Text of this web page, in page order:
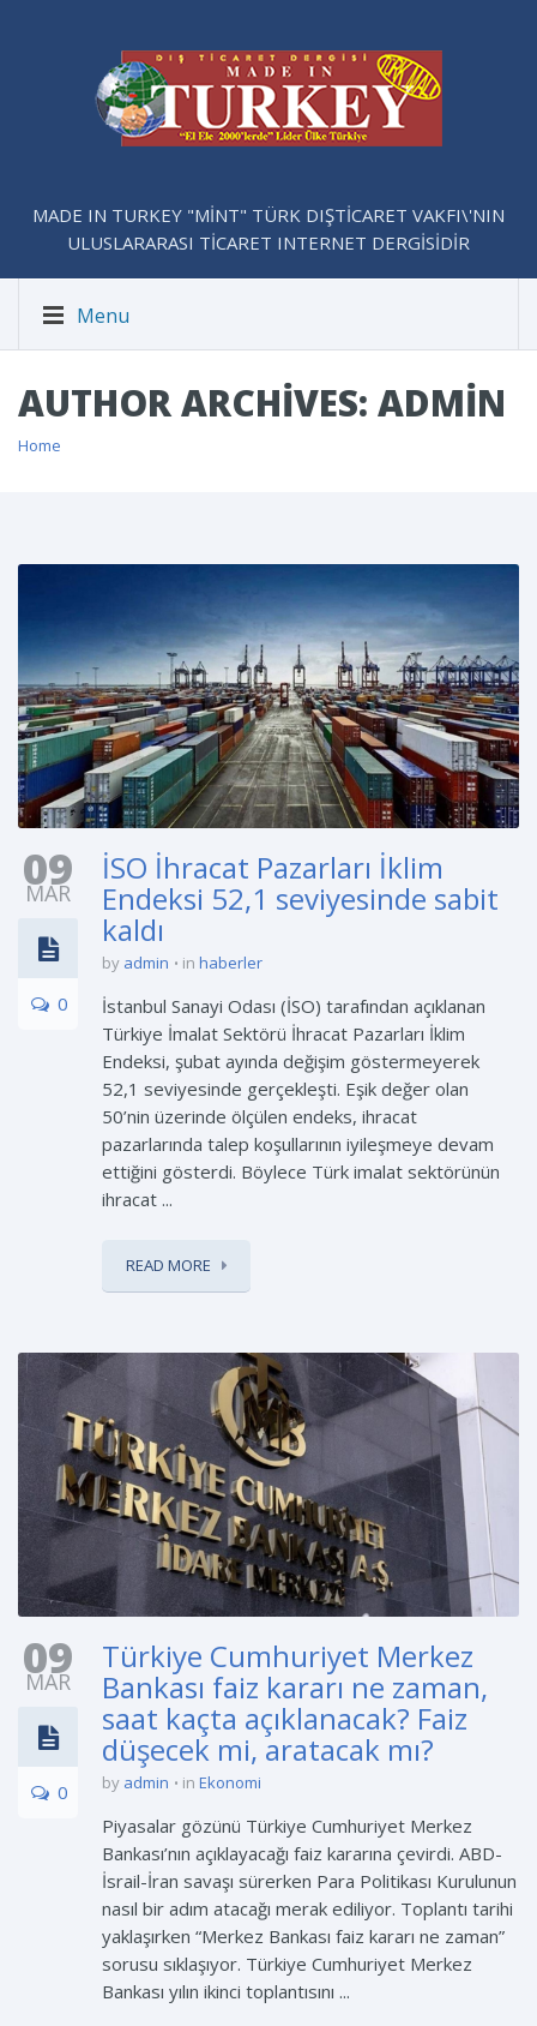
MADE IN TURKEY "MİNT" TÜRK DIŞTİCARET VAKFI\'NIN
ULUSLARARASI TİCARET INTERNET DERGİSİDİR
Menu
AUTHOR ARCHIVES: ADMIN
Home
09
MAR
0
İSO İhracat Pazarları İklim
Endeksi 52,1 seviyesinde sabit
kaldı
by admin in haberler
İstanbul Sanayi Odası (İSO) tarafından açıklanan
Türkiye İmalat Sektörü İhracat Pazarları İklim
Endeksi, şubat ayında değişim göstermeyerek
52,1 seviyesinde gerçekleşti. Eşik değer olan
50’nin üzerinde ölçülen endeks, ihracat
pazarlarında talep koşullarının iyileşmeye devam
ettiğini gösterdi. Böylece Türk imalat sektörünün
ihracat ...
READ MORE
09
MAR
0
Türkiye Cumhuriyet Merkez
Bankası faiz kararı ne zaman,
saat kaçta açıklanacak? Faiz
düşecek mi, aratacak mı?
by admin in Ekonomi
Piyasalar gözünü Türkiye Cumhuriyet Merkez
Bankası’nın açıklayacağı faiz kararına çevirdi. ABD-
İsrail-İran savaşı sürerken Para Politikası Kurulunun
nasıl bir adım atacağı merak ediliyor. Toplantı tarihi
yaklaşırken “Merkez Bankası faiz kararı ne zaman”
sorusu sıklaşıyor. Türkiye Cumhuriyet Merkez
Bankası yılın ikinci toplantısını ...